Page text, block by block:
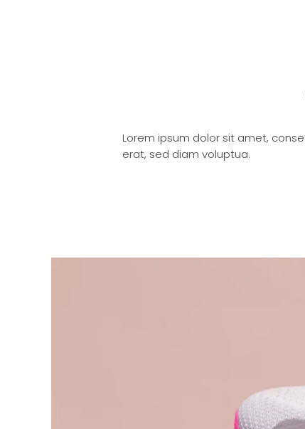
Lorem ipsum dolor sit amet,
erat, sed diam voluptua.